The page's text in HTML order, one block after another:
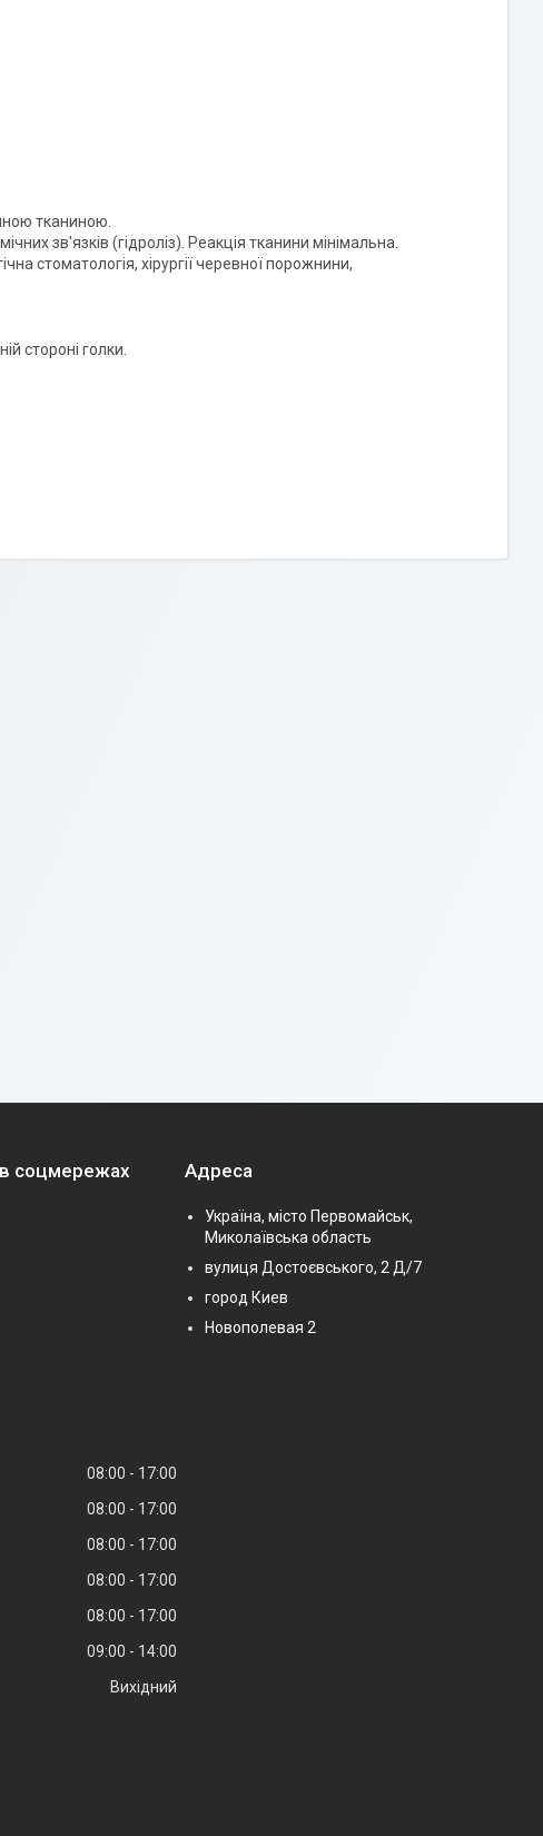
тканиною.
зв'язків (гідроліз). Реакція тканини мінімальна.
стоматологія, хірургії черевної порожнини,
стороні голки.
соцмережах Адреса
Україна, місто Первомайськ,
Миколаївська область
вулиця Достоєвського, 2 Д/7
город Киев
Новополевая 2
08:00
17:00
08:00
17:00
08:00
17:00
08:00
17:00
08:00
17:00
09:00
14:00
Вихідний